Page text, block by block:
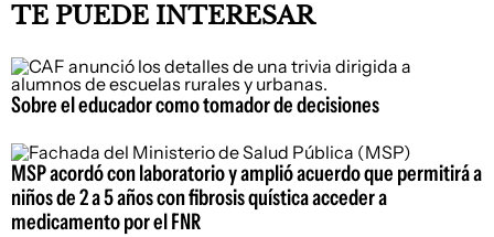
TE PUEDE INTERESAR
Sobre el educador como tomador de decisiones
MSP acordó con laboratorio y amplió acuerdo que permitirá a
niños de 2 a 5 años con fibrosis quística acceder a
medicamento por el FNR